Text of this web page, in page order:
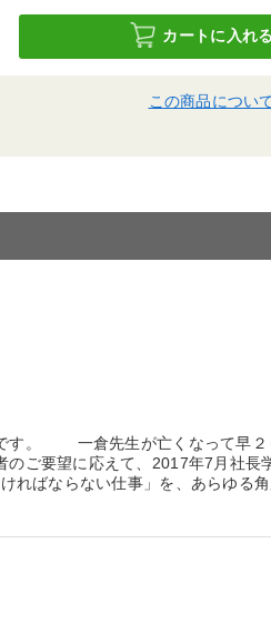
カートに入れる
この商品につい
す。 一倉先生が亡くなって早２
ご要望に応えて、2017年7月社長
ばならない仕事」を、あらゆる